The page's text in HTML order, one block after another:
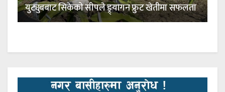
युट्युबबाट सिकेको सीपले ड्र्यागन फ्रुट खेतीमा सफलता